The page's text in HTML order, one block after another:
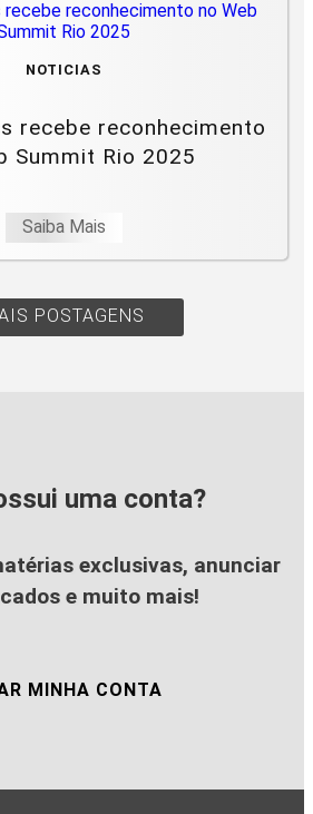
NOTICIAS
recebe reconhecimento
Summit Rio 2025
Saiba Mais
POSTAGENS
uma conta?
exclusivas, anunciar
e muito mais!
MINHA CONTA